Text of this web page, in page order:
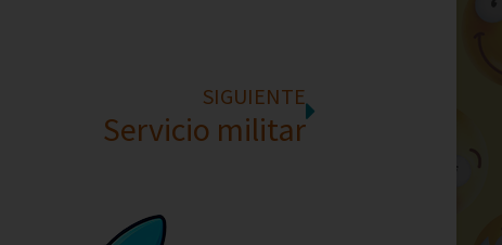
SIGUIENTE
Servicio militar